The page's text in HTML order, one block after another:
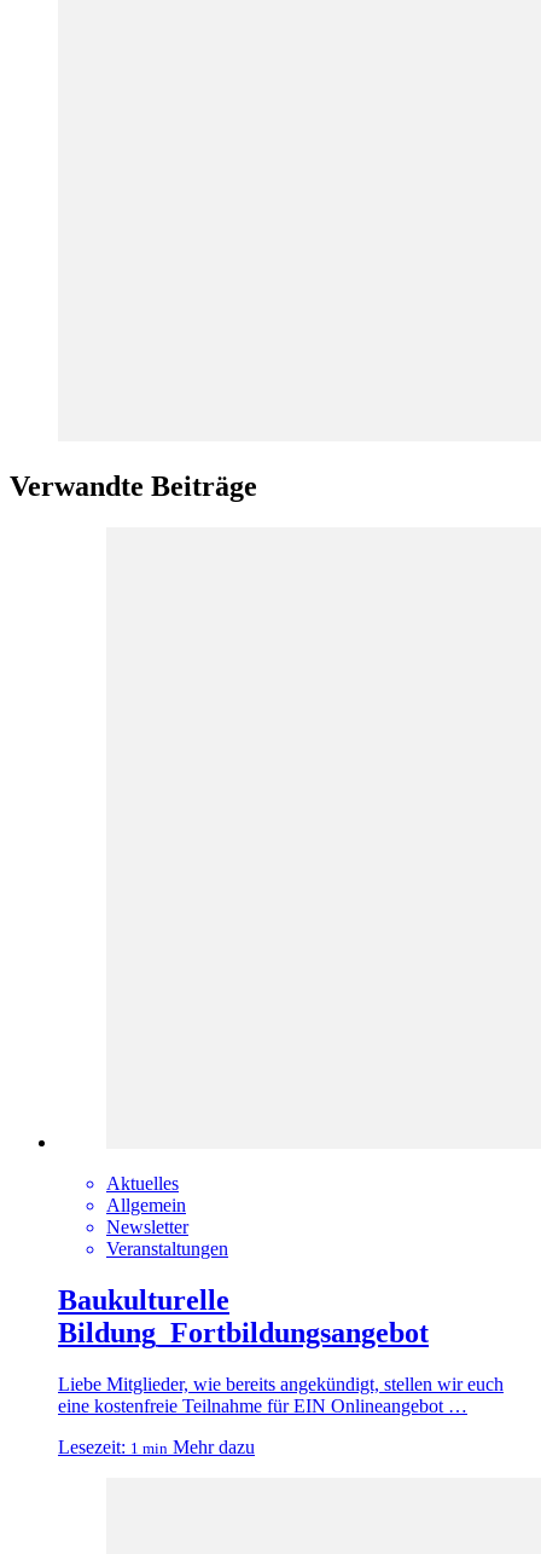
Verwandte Beiträge
Aktuelles
Allgemein
Newsletter
Veranstaltungen
Baukulturelle
Bildung_Fortbildungsangebot
Liebe Mitglieder, wie bereits angekündigt, stellen wir euch
eine kostenfreie Teilnahme für EIN Onlineangebot …
Lesezeit: 1 min Mehr dazu